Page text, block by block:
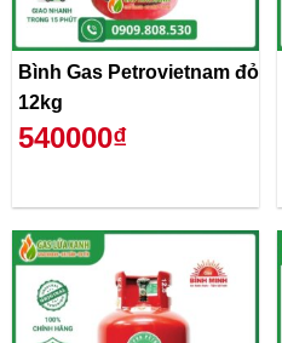
Bình Gas Petrovietnam đỏ
12kg
540000₫